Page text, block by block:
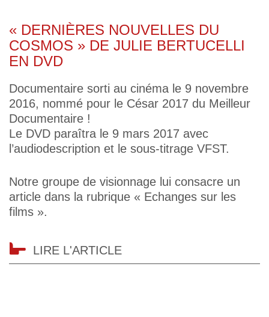
« DERNIÈRES NOUVELLES DU
COSMOS » DE JULIE BERTUCELLI
EN DVD
Documentaire sorti au cinéma le 9 novembre
2016, nommé pour le César 2017 du Meilleur
Documentaire !
Le DVD paraîtra le 9 mars 2017 avec
l’audiodescription et le sous-titrage VFST.
Notre groupe de visionnage lui consacre un
article dans la rubrique « Echanges sur les
films ».
LIRE L'ARTICLE